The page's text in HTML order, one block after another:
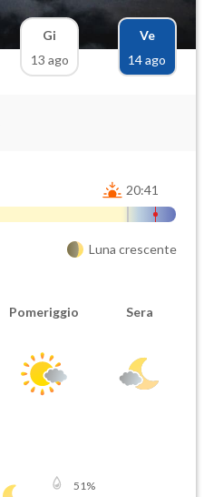
Gi
13 ago
Ve
14 ago
20:41
Luna crescente
Pomeriggio Sera
51%